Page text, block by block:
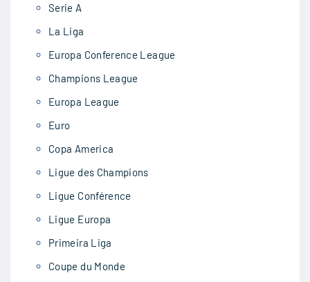
Serie A
La Liga
Europa Conference League
Champions League
Europa League
Euro
Copa America
Ligue des Champions
Ligue Conférence
Ligue Europa
Primeira Liga
Coupe du Monde